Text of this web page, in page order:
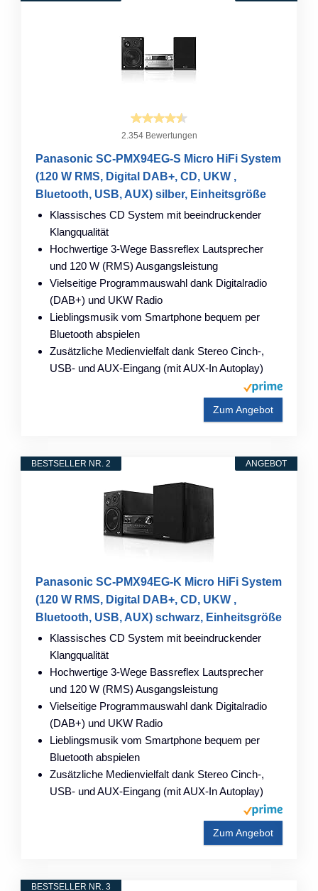
2.354 Bewertungen
Panasonic SC-PMX94EG-S Micro HiFi System
(120 W RMS, Digital DAB+, CD, UKW ,
Bluetooth, USB, AUX) silber, Einheitsgröße
Klassisches CD System mit beeindruckender
Klangqualität
Hochwertige 3-Wege Bassreflex Lautsprecher
und 120 W (RMS) Ausgangsleistung
Vielseitige Programmauswahl dank Digitalradio
(DAB+) und UKW Radio
Lieblingsmusik vom Smartphone bequem per
Bluetooth abspielen
Zusätzliche Medienvielfalt dank Stereo Cinch-,
USB- und AUX-Eingang (mit AUX-In Autoplay)
Zum Angebot
ANGEBOT
BESTSELLER NR. 2
Panasonic SC-PMX94EG-K Micro HiFi System
(120 W RMS, Digital DAB+, CD, UKW ,
Bluetooth, USB, AUX) schwarz, Einheitsgröße
Klassisches CD System mit beeindruckender
Klangqualität
Hochwertige 3-Wege Bassreflex Lautsprecher
und 120 W (RMS) Ausgangsleistung
Vielseitige Programmauswahl dank Digitalradio
(DAB+) und UKW Radio
Lieblingsmusik vom Smartphone bequem per
Bluetooth abspielen
Zusätzliche Medienvielfalt dank Stereo Cinch-,
USB- und AUX-Eingang (mit AUX-In Autoplay)
Zum Angebot
BESTSELLER NR. 3